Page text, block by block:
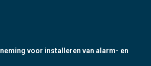
voor installeren van alarm- en